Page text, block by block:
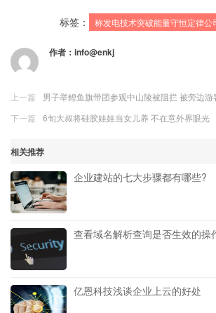
标签： 称发电技术突破能量守恒定律公
作者： info@enkj
上一篇
男子举鲤鱼旗带团参观中山陵被阻拦 被旁边游
下一篇
6旬大叔将硅胶娃娃当女儿养 不在意外界眼光
相关推荐
企业建站的七大步骤都有哪些?
查看域名解析查询是否生效的操
亿恩科技浅谈企业上云的好处